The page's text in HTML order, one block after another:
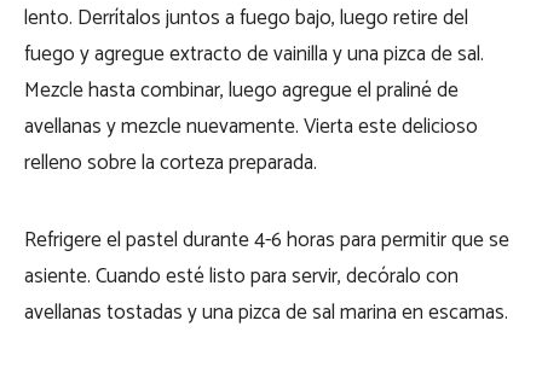
lento. Derrítalos juntos a fuego bajo, luego retire del
fuego y agregue extracto de vainilla y una pizca de sal.
Mezcle hasta combinar, luego agregue el praliné de
avellanas y mezcle nuevamente. Vierta este delicioso
relleno sobre la corteza preparada.
Refrigere el pastel durante 4-6 horas para permitir que se
asiente. Cuando esté listo para servir, decóralo con
avellanas tostadas y una pizca de sal marina en escamas.